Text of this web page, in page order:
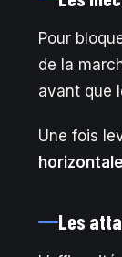
Pour
de la
avant que
Une fois
Les